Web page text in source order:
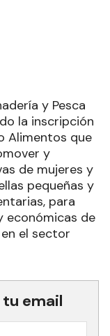
y Pesca
la inscripción
Alimentos que
y
de mujeres y
pequeñas y
para
económicas de
el sector
tu email